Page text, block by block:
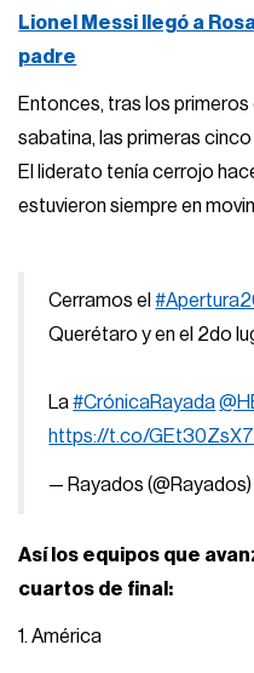
Lionel Messi llegó a
padre
Entonces, tras los
sabatina, las primeras
El liderato tenía cerrojo
estuvieron siempre en
Cerramos el
Querétaro y en el 2do
La#CrónicaRayada
https://t.co/
— Rayados (@Rayados)
Así los equipos que
cuartos de final:
1. América